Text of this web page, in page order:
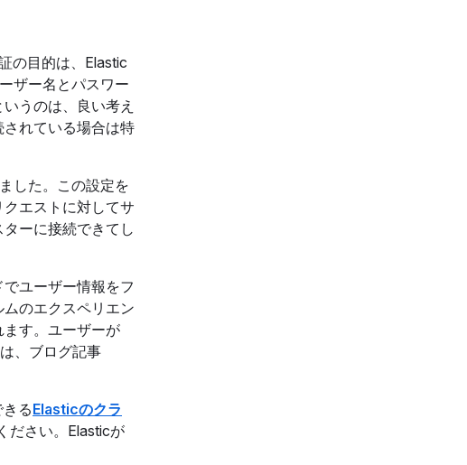
の目的は、Elastic
ザー名とパスワー
うのは、良い考え
れている場合は特
した。この設定を
エストに対してサ
ーに接続できてし
ユーザー情報をフ
のエクスペリエン
す。ユーザーが
、ブログ記事
るElasticのクラ
ください。Elasticが